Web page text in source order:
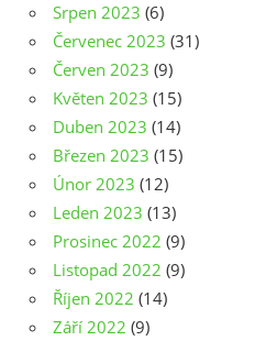
Srpen 2023 (6)
Červenec 2023 (31)
Červen 2023 (9)
Květen 2023 (15)
Duben 2023 (14)
Březen 2023 (15)
Únor 2023 (12)
Leden 2023 (13)
Prosinec 2022 (9)
Listopad 2022 (9)
Říjen 2022 (14)
Září 2022 (9)